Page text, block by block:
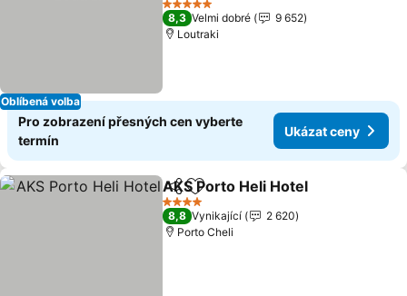
Oblíbená volba
5 Počet hvězdiček
8,3 Velmi dobré
9 652
Loutraki
Pro zobrazení přesných cen vyberte
termín
Ukázat ceny
SdíletPřidat na seznam oblíbených
AKS Porto Heli Hotel
4 Počet hvězdiček
8,8 Vynikající
2 620
Porto Cheli